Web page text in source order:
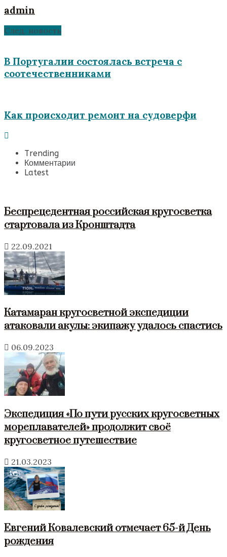
admin
След. новость
В Португалии состоялась встреча с
соотечественниками
Как происходит ремонт на судоверфи
Trending
Комментарии
Latest
Беспрецедентная российская кругосветка
стартовала из Кронштадта
22.09.2021
Катамаран кругосветной экспедиции
атаковали акулы: экипажу удалось спастись
06.09.2023
Экспедиция «По пути русских кругосветных
мореплавателей» продолжит своё
кругосветное путешествие
21.03.2023
Евгений Ковалевский отмечает 65-й День
рождения